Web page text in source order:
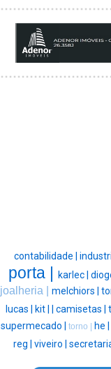
contabilidade |
porta | karlec |
joalheria | melchiors |
lucas |
kit | camisetas |
supermecado |
torno | he |
reg | viveiro | secretaria